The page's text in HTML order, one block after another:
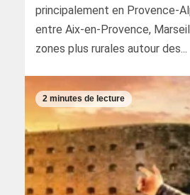
principalement en Provence-
entre Aix-en-Provence,
zones plus rurales autour des...
2 minutes de lecture